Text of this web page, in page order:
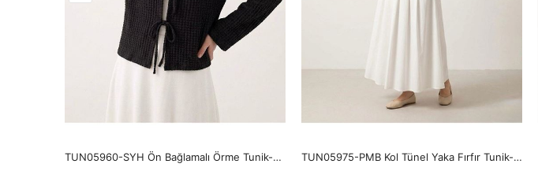
TUN05960-SYH Ön Bağlamalı Örme Tunik-Siyah TUN05975-PMB Kol Tünel Yaka Fırfır Tunik-Pembe